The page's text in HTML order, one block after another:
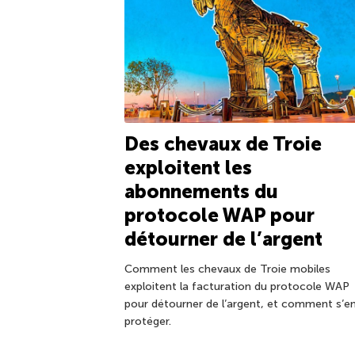
Des chevaux de Troie
exploitent les
abonnements du
protocole WAP pour
détourner de l’argent
Comment les chevaux de Troie mobiles
exploitent la facturation du protocole WAP
pour détourner de l’argent, et comment
protéger.